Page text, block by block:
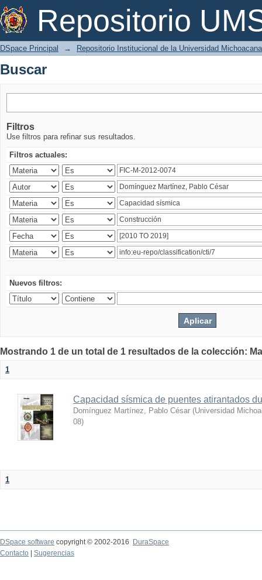
Repositorio
Buscar
DSpace Principal → Repositorio Institucional de la Universidad
Buscar
Filtros
Use filtros para refinar sus resultados.
Filtros actuales:
Nuevos filtros:
Mostrando 1 de un total de 1 resultados de la colección:
1
Capacidad sísmica de puentes atirantados
Domínguez Martínez, Pablo César (Universidad
08)
1
DSpace software copyright © 2002-2016
DuraSpace
Contacto
Sugerencias